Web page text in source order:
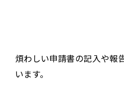
煩わしい申請書の記入や報
います。